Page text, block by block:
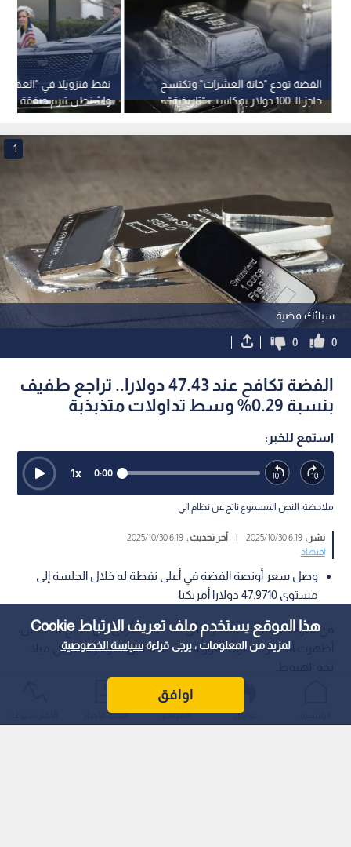
هذا الموقع يستخدم ملف تعريف الارتباط Cookie
لمزيد من المعلومات ، يرجى قراءةسياسة الخصوصية
اوافق
نفط فنزويلا في "العهدة
واشنطن تبرم صفقة مع
لتحرير الشحنات
الفضة تودع "خانة العشرات" وتكتسح
حاجز الـ 100 دولار بمكاسب "تاريخية"
لامست الـ 111
سبائك فضية
1
0
0
الفضة تكافح عند 47.43 دولارا.. تراجع طفيف
بنسبة 0.29% وسط تداولات متذبذبة
استمع للخبر:
0:00
1x
ملاحظة: النص المسموع ناتج عن نظام آلي
نشر :6:19 2025/10/30
| آخر تحديث :6:19 2025/10/30
اقتصاد
وصل سعر أونصة الفضة في أعلى نقطة له خلال الجلسة إلى
مستوى 47.9710 دولارا أمريكيا
في تداولات اتسمت بالحذر خلال الساعات الأولى من صباح، الخميس،
أظهرت أسعار العقود الفورية للفضة مقابل الدولار الأمريكي ميلا
عواجل المباشر أحدث الأخبار